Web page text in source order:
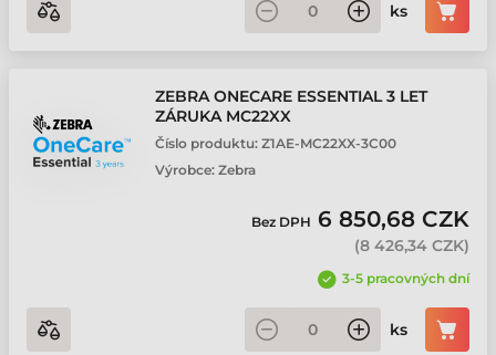
ks
ZEBRA ONECARE ESSENTIAL 3 LET
ZÁRUKA MC22XX
Číslo produktu: Z1AE-MC22XX-3C00
Výrobce: Zebra
Bez DPH 6 850,68 CZK
(8 426,34 CZK)
3-5 pracovných dní
ks